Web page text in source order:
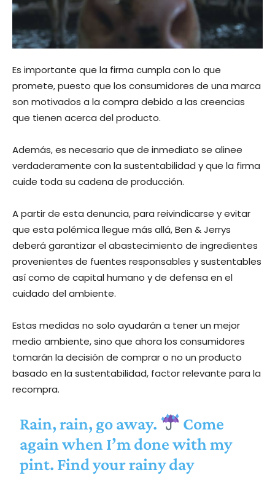
Es importante que la firma cumpla con lo que
promete, puesto que los consumidores de una marca
son motivados a la compra debido a las creencias
que tienen acerca del producto.
Además, es necesario que de inmediato se alinee
verdaderamente con la sustentabilidad y que la firma
cuide toda su cadena de producción.
A partir de esta denuncia, para reivindicarse y evitar
que esta polémica llegue más allá, Ben & Jerrys
deberá garantizar el abastecimiento de ingredientes
provenientes de fuentes responsables y sustentables
así como de capital humano y de defensa en el
cuidado del ambiente.
Estas medidas no solo ayudarán a tener un mejor
medio ambiente, sino que ahora los consumidores
tomarán la decisión de comprar o no un producto
basado en la sustentabilidad, factor relevante para la
recompra.
Rain, rain, go away.
Come
again when I’m done with my
pint. Find your rainy day